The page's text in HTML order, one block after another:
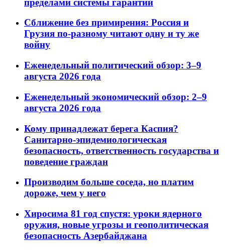
Сближение без примирения: Россия и
Грузия по-разному читают одну и ту же
войну
Еженедельный политический обзор: 3–9
августа 2026 года
Еженедельный экономический обзор: 2–9
августа 2026 года
Кому принадлежат берега Каспия?
Санитарно-эпидемиологическая
безопасность, ответственность государства и
поведение граждан
Производим больше соседа, но платим
дороже, чем у него
Хиросима 81 год спустя: уроки ядерного
оружия, новые угрозы и геополитическая
безопасность Азербайджана